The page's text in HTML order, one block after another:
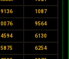
9136 1087
0076 9564
4594 6130
5875 6254